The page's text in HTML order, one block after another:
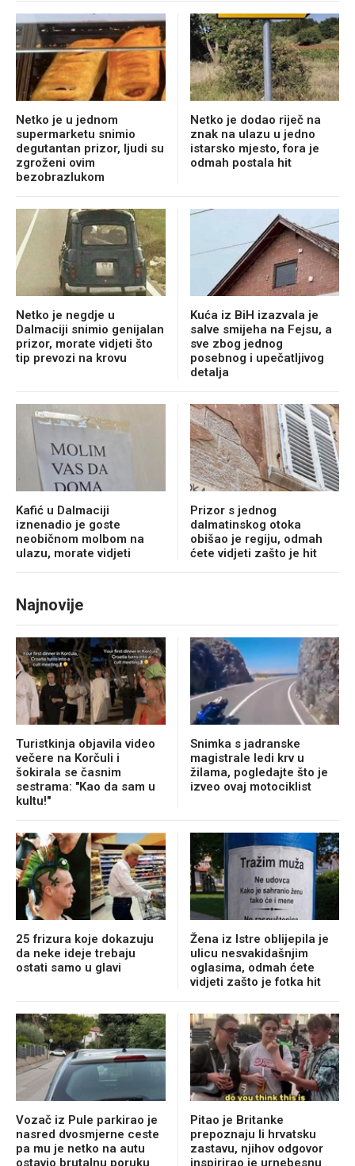
Netko je u jednom
supermarketu snimio
degutantan prizor, ljudi su
zgroženi ovim
bezobrazlukom
Netko je dodao riječ na
znak na ulazu u jedno
istarsko mjesto, fora je
odmah postala hit
Netko je negdje u
Dalmaciji snimio genijalan
prizor, morate vidjeti što
tip prevozi na krovu
Kuća iz BiH izazvala je
salve smijeha na Fejsu, a
sve zbog jednog
posebnog i upečatljivog
detalja
Kafić u Dalmaciji
iznenadio je goste
neobičnom molbom na
ulazu, morate vidjeti
Prizor s jednog
dalmatinskog otoka
obišao je regiju, odmah
ćete vidjeti zašto je hit
Najnovije
Turistkinja objavila video
večere na Korčuli i
šokirala se časnim
sestrama: "Kao da sam u
kultu!"
Snimka s jadranske
magistrale ledi krv u
žilama, pogledajte što je
izveo ovaj motociklist
25 frizura koje dokazuju
da neke ideje trebaju
ostati samo u glavi
Žena iz Istre oblijepila je
ulicu nesvakidašnjim
oglasima, odmah ćete
vidjeti zašto je fotka hit
Vozač iz Pule parkirao je
nasred dvosmjerne ceste
pa mu je netko na autu
ostavio brutalnu poruku
Pitao je Britanke
prepoznaju li hrvatsku
zastavu, njihov odgovor
inspirirao je urnebesnu